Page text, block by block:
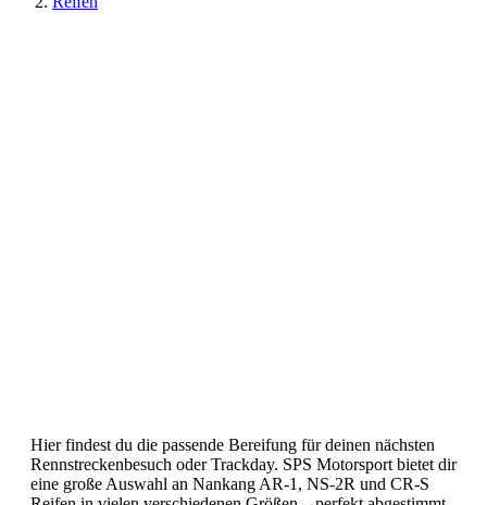
Hier findest du die passende Bereifung für deinen nächsten
Rennstreckenbesuch oder Trackday. SPS Motorsport bietet dir
eine große Auswahl an Nankang AR-1, NS-2R und CR-S